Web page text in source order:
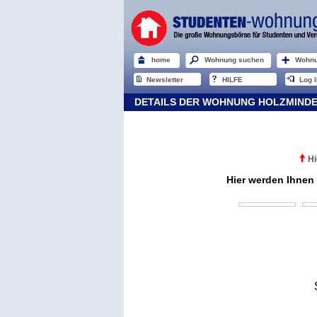
home Wohnung suchen
Newsletter HILFE Log
DETAILS DER WOHNUNG
Hier werden